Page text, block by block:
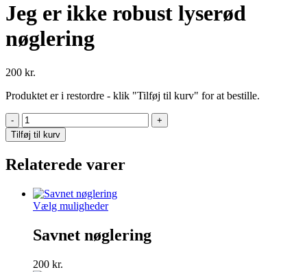
Jeg er ikke robust lyserød
nøglering
200 kr.
Produktet er i restordre - klik "Tilføj til kurv" for at bestille.
Jeg
er
ikke
lyserød
antal
Tilføj til kurv
Relaterede varer
Vælg mulighederDette
har
flere
Savnet nøglering
200 kr.